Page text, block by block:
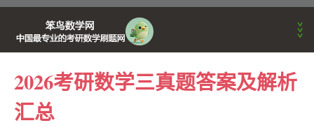
首页
2026考研数学三真题答案及解析
汇总